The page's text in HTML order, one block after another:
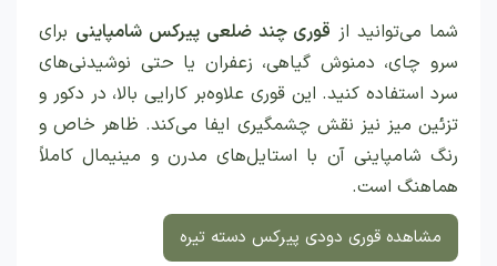
شما می‌توانید از قوری چند ضلعی پیرکس شامپاینی برای
سرو چای، دمنوش گیاهی، زعفران یا حتی نوشیدنی‌های
سرد استفاده کنید. این قوری علاوه‌بر کارایی بالا، در دکور و
تزئین میز نیز نقش چشمگیری ایفا می‌کند. ظاهر خاص و
رنگ شامپاینی آن با استایل‌های مدرن و مینیمال کاملاً
هماهنگ است.
مشاهده قوری دودی پیرکس دسته تیره